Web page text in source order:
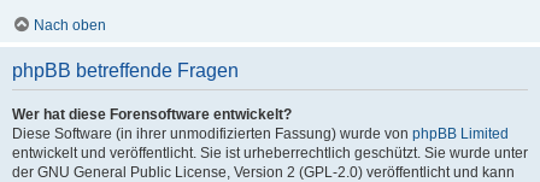
Nach oben
phpBB betreffende Fragen
Wer hat diese Forensoftware entwickelt?
Diese Software (in ihrer unmodifizierten Fassung) wurde von phpBB Limited
entwickelt und veröffentlicht. Sie ist urheberrechtlich geschützt. Sie wurde unter
der GNU General Public License, Version 2 (GPL-2.0) veröffentlicht und kann